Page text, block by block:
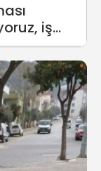
iş